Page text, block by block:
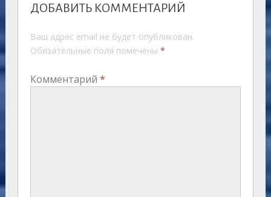
ДОБАВИТЬ КОММЕНТАРИЙ
Ваш адрес email не будет опубликован.
Обязательные поля помечены *
Комментарий *